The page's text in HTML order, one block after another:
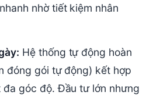
nhờ tiết kiệm nhân
Hệ thống tự động hoàn
đóng gói tự động) kết hợp
đa góc độ. Đầu tư lớn nhưng